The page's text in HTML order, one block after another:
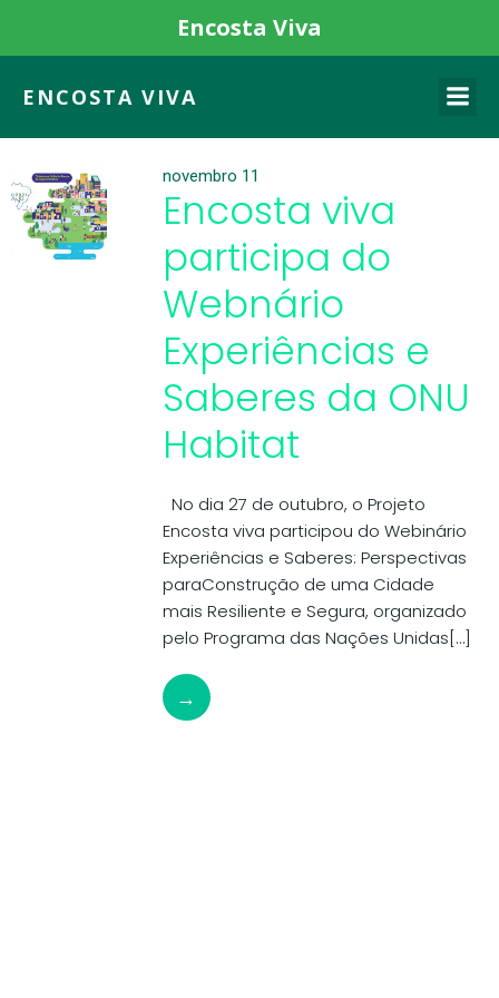
ENCOSTA VIVA
novembro 11
Encosta viva
participa do
Webnário
Experiências e
Saberes da ONU
Habitat
No dia 27 de outubro, o Projeto
Encosta viva participou do Webinário
Experiências e Saberes: Perspectivas
paraConstrução de uma Cidade
mais Resiliente e Segura, organizado
pelo Programa das Nações Unidas[…]
→
Encosta Viva